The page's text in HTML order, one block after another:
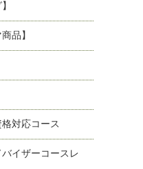
品】
対応コース
イザーコースレ